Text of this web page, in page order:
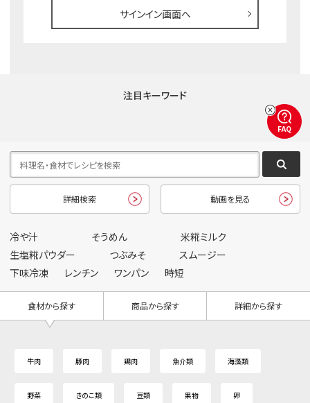
サインイン画面へ
注目キーワード
詳細検索 動画を見る
冷や汁 そうめん
米糀ミルク
生塩糀パウダー
つぶみそ
スムージー
下味冷凍
レンチン ワンパン 時短
食材から探す 商品から探す 詳細から探す
牛肉 豚肉 鶏肉 魚介類 海藻類
野菜 きのこ類 豆類 果物 卵
FAQ